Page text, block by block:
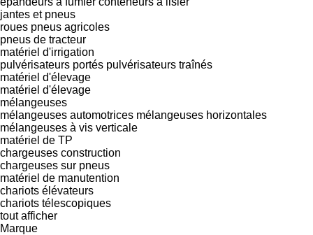
jantes et pneus
roues pneus agricoles
pneus de tracteur
matériel d'irrigation
pulvérisateurs portés pulvérisateurs traînés
matériel d'élevage
matériel d'élevage
mélangeuses
mélangeuses automotrices mélangeuses horizontales
mélangeuses à vis verticale
matériel de TP
chargeuses construction
chargeuses sur pneus
matériel de manutention
chariots élévateurs
chariots télescopiques
tout afficher
Marque